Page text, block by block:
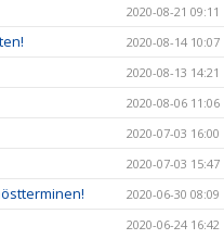
2020-08-21 09:11
2020-08-14 10:07
2020-08-13 14:21
2020-08-06 11:06
2020-07-03 16:00
2020-07-03 15:47
2020-06-30 08:09
2020-06-24 16:42